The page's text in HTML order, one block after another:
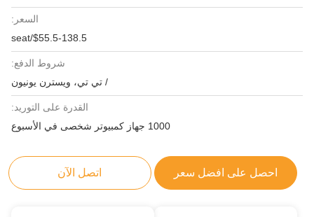
السعر:
$55.5-138.5/seat
شروط الدفع:
/ تي تي، ويسترن يونيون
القدرة على التوريد:
1000 جهاز كمبيوتر شخصى في الأسبوع
احصل على افضل سعر اتصل الآن